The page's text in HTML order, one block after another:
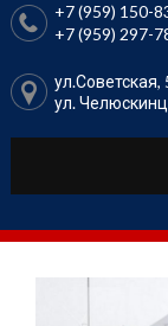
+7 (959) 150-
+7 (959) 297-
ул.